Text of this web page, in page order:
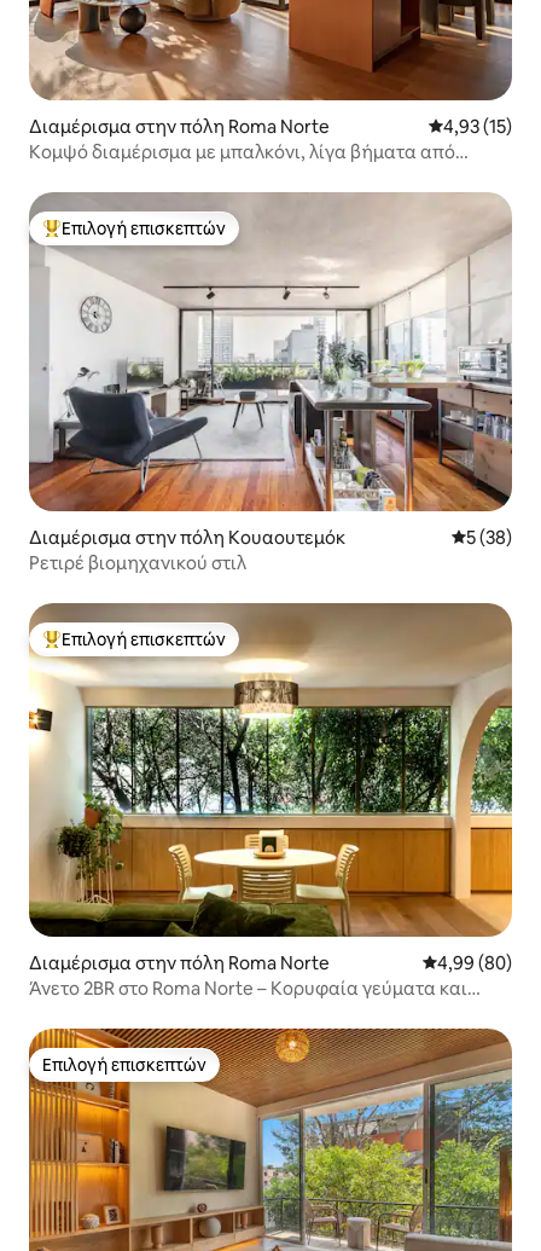
Διαμέρισμα στην πόλη Roma Norte Μέση
4,93 (15)
Κομψό διαμέρισμα με μπαλκόνι, λίγα βήματα από
Κορυφαία επιλογή επισκεπτών
Επιλογή επισκεπτών
Διαμέρισμα στην πόλη Κουαουτεμόκ Μέση
5 (38)
Ρετιρέ βιομηχανικού στιλ
Κορυφαία επιλογή επισκεπτών
Επιλογή επισκεπτών
Διαμέρισμα στην πόλη Roma Norte Μέση
4,99 (80)
Άνετο 2BR στο Roma Norte – Κορυφαία γεύματα και
Επιλογή επισκεπτών
Επιλογή επισκεπτών